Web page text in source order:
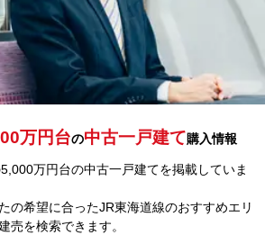
万円台の中古一戸建て購入情報
万円台の中古一戸建てを掲載していま
の希望に合ったJR東海道線のおすすめエリ
売を検索できます。